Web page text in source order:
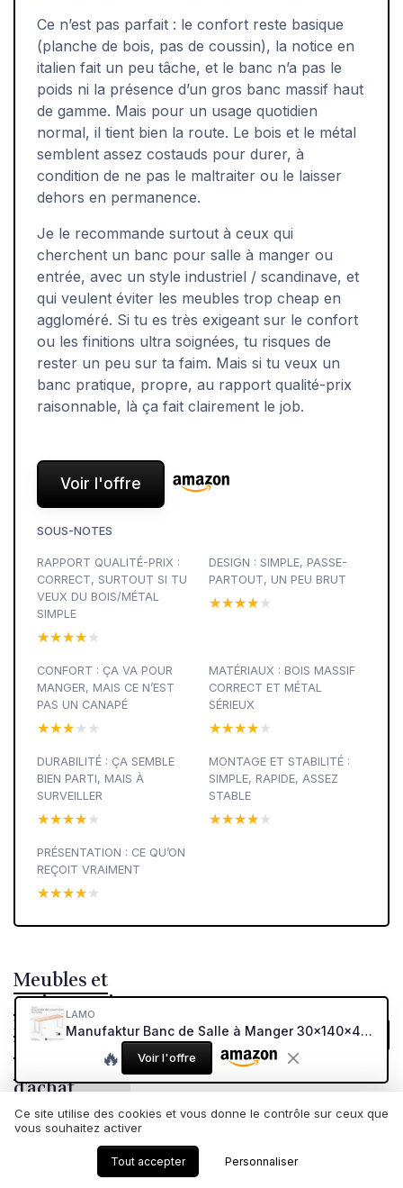
Ce n’est pas parfait : le confort reste basique
(planche de bois, pas de coussin), la notice en
italien fait un peu tâche, et le banc n’a pas le
poids ni la présence d’un gros banc massif haut
de gamme. Mais pour un usage quotidien
normal, il tient bien la route. Le bois et le métal
semblent assez costauds pour durer, à
condition de ne pas le maltraiter ou le laisser
dehors en permanence.
Je le recommande surtout à ceux qui
cherchent un banc pour salle à manger ou
entrée, avec un style industriel / scandinave, et
qui veulent éviter les meubles trop cheap en
aggloméré. Si tu es très exigeant sur le confort
ou les finitions ultra soignées, tu risques de
rester un peu sur ta faim. Mais si tu veux un
banc pratique, propre, au rapport qualité-prix
raisonnable, là ça fait clairement le job.
Voir l'offre
SOUS-NOTES
RAPPORT QUALITÉ-PRIX :
CORRECT, SURTOUT SI TU
VEUX DU BOIS/MÉTAL
SIMPLE
★★★★★
★★★★★
DESIGN : SIMPLE, PASSE-
PARTOUT, UN PEU BRUT
★★★★★
★★★★★
CONFORT : ÇA VA POUR
MANGER, MAIS CE N’EST
PAS UN CANAPÉ
★★★★★
★★★★★
MATÉRIAUX : BOIS MASSIF
CORRECT ET MÉTAL
SÉRIEUX
★★★★★
★★★★★
DURABILITÉ : ÇA SEMBLE
BIEN PARTI, MAIS À
SURVEILLER
★★★★★
★★★★★
MONTAGE ET STABILITÉ :
SIMPLE, RAPIDE, ASSEZ
STABLE
★★★★★
★★★★★
PRÉSENTATION : CE QU’ON
REÇOIT VRAIMENT
★★★★★
★★★★★
Meubles et
assises : voir
nos autres
tests et
guides
d'achat
Voir tous les tests Meubles et assises →
LAMO
Manufaktur Banc de Salle à Manger 30x140x47 cm (l x L x h), Pied en métal modèle Simple Blanc/Assise en Bois Brut, LSB-01-A-001-140-9016S Simple 140 cm Assise en Bois Brut / Blanc
🔥 Voir l'offre
Ce site utilise des cookies et vous donne le contrôle sur ceux que
vous souhaitez activer
Tout accepter Personnaliser